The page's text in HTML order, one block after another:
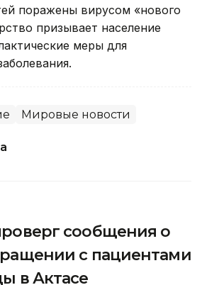
поражены вирусом «нового
призывает население
меры для
Мировые новости
сообщения о
с пациентами
в Актасе